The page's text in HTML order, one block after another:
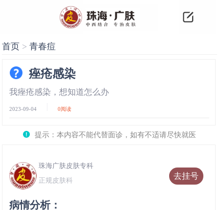
首页 >青春痘
痤疮感染
我痤疮感染，想知道怎么办
2023-09-04 0阅读
提示：本内容不能代替面诊，如有不适请尽快就医
去挂号
珠海广肤皮肤专科
正规皮肤科
病情分析：